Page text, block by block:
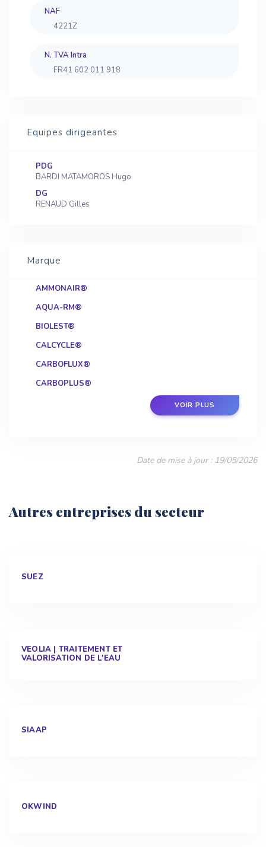
NAF
4221Z
N. TVA Intra
FR41 602 011 918
Equipes dirigeantes
PDG
BARDI MATAMOROS Hugo
DG
RENAUD Gilles
Marque
AMMONAIR®
AQUA-RM®
BIOLEST®
CALCYCLE®
CARBOFLUX®
CARBOPLUS®
VOIR PLUS
Date de mise à jour : 19/05/2026
Autres entreprises du secteur
SUEZ
VEOLIA | TRAITEMENT ET
VALORISATION DE L'EAU
SIAAP
OKWIND